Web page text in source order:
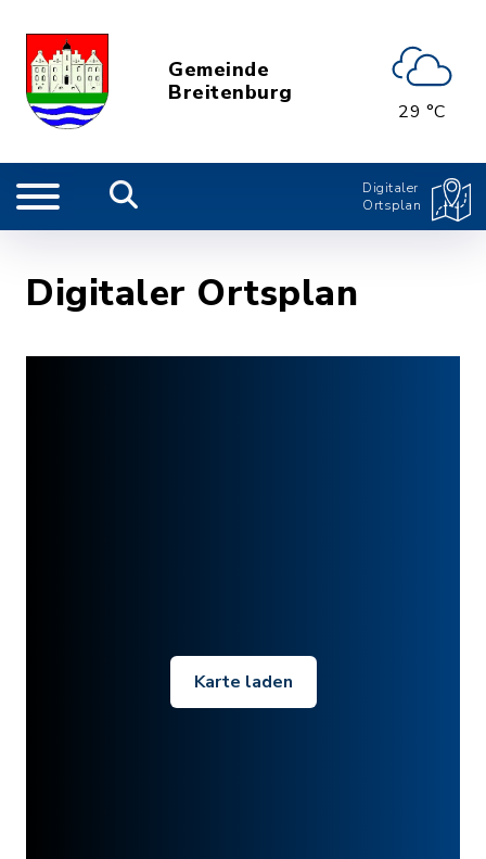
Gemeinde
Breitenburg
29 °C
Digitaler
Ortsplan
Digitaler Ortsplan
Karte laden